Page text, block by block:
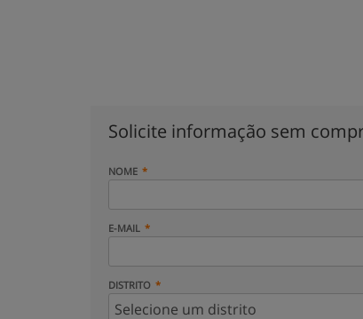
Solicite informação sem
NOME
E-MAIL
DISTRITO